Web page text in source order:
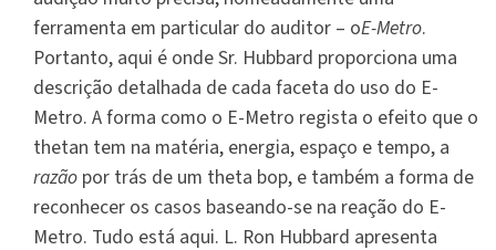
ferramenta em particular do auditor – oE-Metro.
Portanto, aqui é onde Sr. Hubbard proporciona uma
descrição detalhada de cada faceta do uso do E-
Metro. A forma como o E-Metro regista o efeito que o
thetan tem na matéria, energia, espaço e tempo, a
razão por trás de um theta bop, e também a forma de
reconhecer os casos baseando-se na reação do E-
Metro. Tudo está aqui. L. Ron Hubbard apresenta